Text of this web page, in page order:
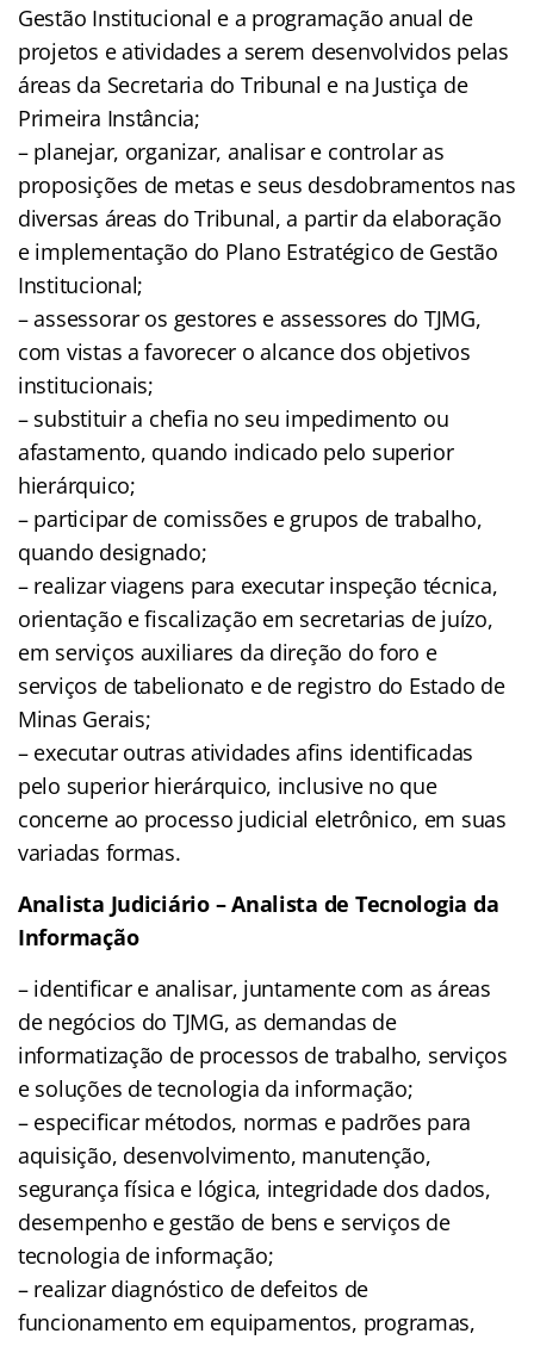
Gestão Institucional e a programação anual de
projetos e atividades a serem desenvolvidos pelas
áreas da Secretaria do Tribunal e na Justiça de
Primeira Instância;
– planejar, organizar, analisar e controlar as
proposições de metas e seus desdobramentos nas
diversas áreas do Tribunal, a partir da elaboração
e implementação do Plano Estratégico de Gestão
Institucional;
– assessorar os gestores e assessores do TJMG,
com vistas a favorecer o alcance dos objetivos
institucionais;
– substituir a chefia no seu impedimento ou
afastamento, quando indicado pelo superior
hierárquico;
– participar de comissões e grupos de trabalho,
quando designado;
– realizar viagens para executar inspeção técnica,
orientação e fiscalização em secretarias de juízo,
em serviços auxiliares da direção do foro e
serviços de tabelionato e de registro do Estado de
Minas Gerais;
– executar outras atividades afins identificadas
pelo superior hierárquico, inclusive no que
concerne ao processo judicial eletrônico, em suas
variadas formas.
Analista Judiciário – Analista de Tecnologia da
Informação
– identificar e analisar, juntamente com as áreas
de negócios do TJMG, as demandas de
informatização de processos de trabalho, serviços
e soluções de tecnologia da informação;
– especificar métodos, normas e padrões para
aquisição, desenvolvimento, manutenção,
segurança física e lógica, integridade dos dados,
desempenho e gestão de bens e serviços de
tecnologia de informação;
– realizar diagnóstico de defeitos de
funcionamento em equipamentos, programas,